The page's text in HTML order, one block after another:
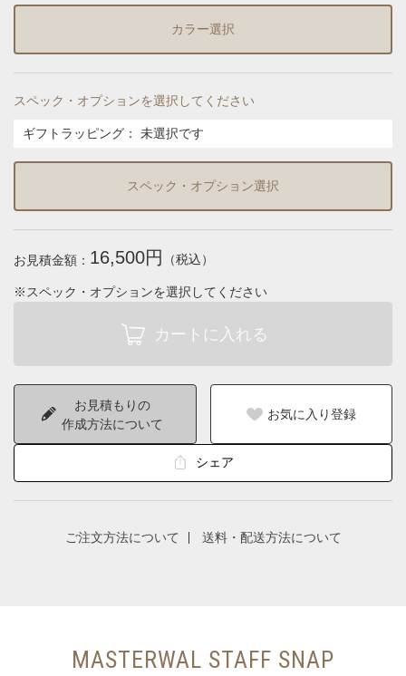
カラー選択
スペック・オプションを選択してください
ギフトラッピング ： 未選択です
スペック・オプション選択
お見積金額： 16,500円 （税込）
※スペック・オプションを選択してください
お見積もりの
作成方法について
お気に入り登録
シェア
ご注文方法について 送料・配送方法について
MASTERWAL STAFF SNAP